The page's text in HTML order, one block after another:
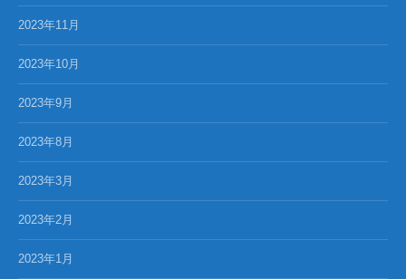
2023年11月
2023年10月
2023年9月
2023年8月
2023年3月
2023年2月
2023年1月